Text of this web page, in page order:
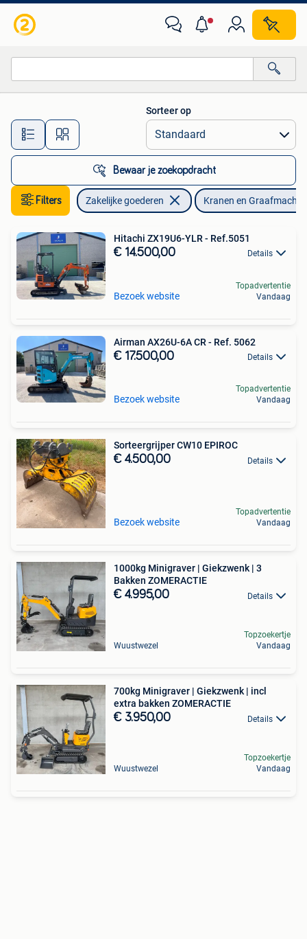
Alle afstanden…
Sorteer op
Bewaar je zoekopdracht
Filters Zakelijke goederen Kranen en
Hitachi ZX19U6-YLR - Ref.5051
€ 14.500,00 Details
Bezoek website
Topadvertentie
Vandaag
Airman AX26U-6A CR - Ref. 5062
€ 17.500,00 Details
Bezoek website
Topadvertentie
Vandaag
Sorteergrijper CW10 EPIROC
€ 4.500,00 Details
Bezoek website
Topadvertentie
Vandaag
1000kg Minigraver | Giekzwenk | 3
Bakken ZOMERACTIE
€ 4.995,00 Details
Wuustwezel
Topzoekertje
Vandaag
700kg Minigraver | Giekzwenk | incl
extra bakken ZOMERACTIE
€ 3.950,00 Details
Wuustwezel
Topzoekertje
Vandaag